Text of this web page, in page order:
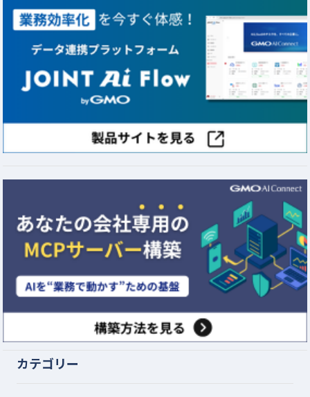
カテゴリー